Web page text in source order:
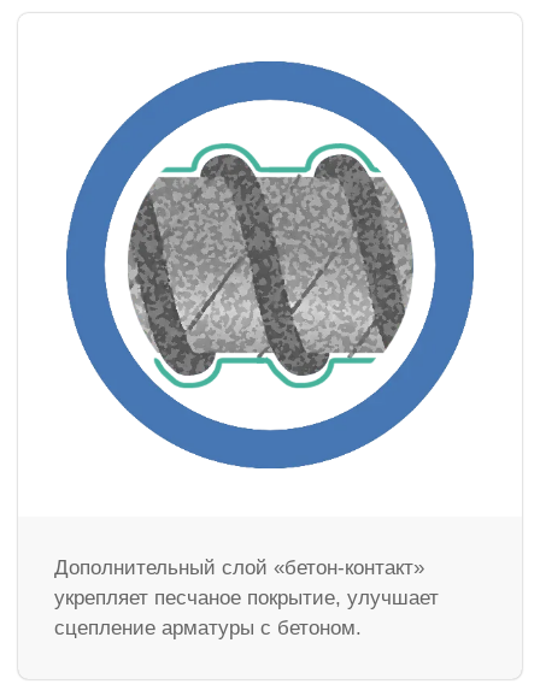
Дополнительный слой «бетон-контакт»
укрепляет песчаное покрытие, улучшает
сцепление арматуры с бетоном.